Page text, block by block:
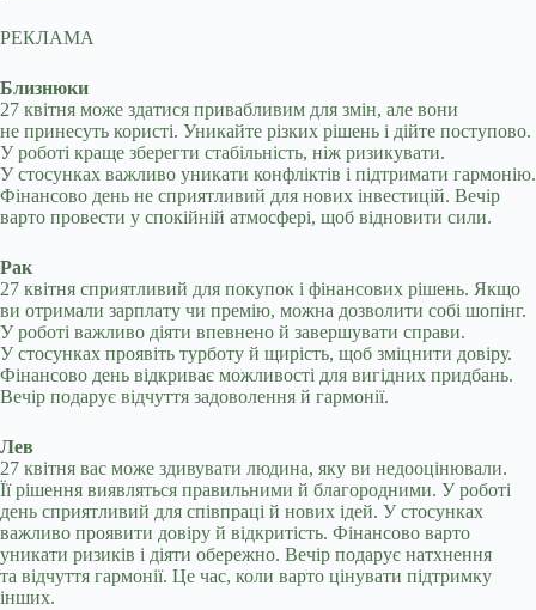
РЕКЛАМА
Близнюки
27 квітня може здатися привабливим для змін, але вони
не принесуть користі. Уникайте різких рішень і дійте поступово.
У роботі краще зберегти стабільність, ніж ризикувати.
У стосунках важливо уникати конфліктів і підтримати гармонію.
Фінансово день не сприятливий для нових інвестицій. Вечір
варто провести у спокійній атмосфері, щоб відновити сили.
Рак
27 квітня сприятливий для покупок і фінансових рішень. Якщо
ви отримали зарплату чи премію, можна дозволити собі шопінг.
У роботі важливо діяти впевнено й завершувати справи.
У стосунках проявіть турботу й щирість, щоб зміцнити довіру.
Фінансово день відкриває можливості для вигідних придбань.
Вечір подарує відчуття задоволення й гармонії.
Лев
27 квітня вас може здивувати людина, яку ви недооцінювали.
Її рішення виявляться правильними й благородними. У роботі
день сприятливий для співпраці й нових ідей. У стосунках
важливо проявити довіру й відкритість. Фінансово варто
уникати ризиків і діяти обережно. Вечір подарує натхнення
та відчуття гармонії. Це час, коли варто цінувати підтримку
інших.